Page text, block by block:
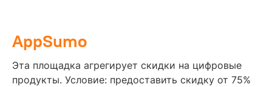
AppSumo
Эта площадка агрегирует скидки на цифровые
продукты. Условие: предоставить скидку от 75%